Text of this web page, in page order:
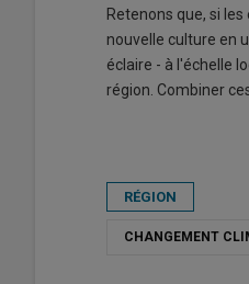
Retenons que, si
nouvelle culture en
éclaire - à l'échelle
région. Combiner
RÉGION
CHANGEMENT